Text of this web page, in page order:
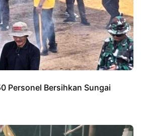
Personel Bersihkan Sungai